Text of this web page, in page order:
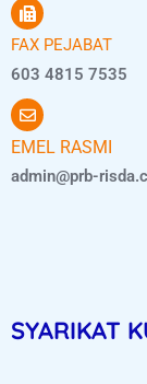
FAX PEJABAT
603 4815 7535
EMEL RASMI
admin@prb-
SYARIKAT